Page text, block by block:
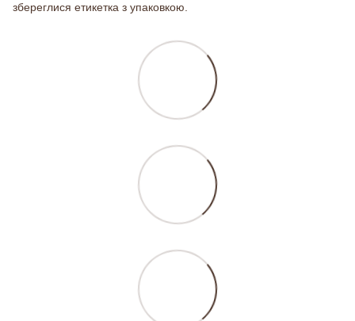
збереглися етикетка з упаковкою.